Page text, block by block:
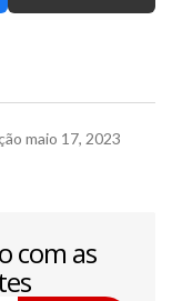
maio 17, 2023
com as